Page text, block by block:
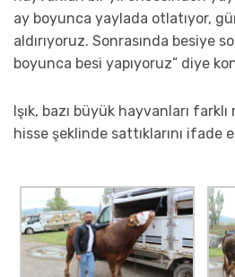
ay boyunca yaylada otlatıyor,
aldırıyoruz. Sonrasında besiye
boyunca besi yapıyoruz” diye
Işık, bazı büyük hayvanları
hisse şeklinde sattıklarını ifade